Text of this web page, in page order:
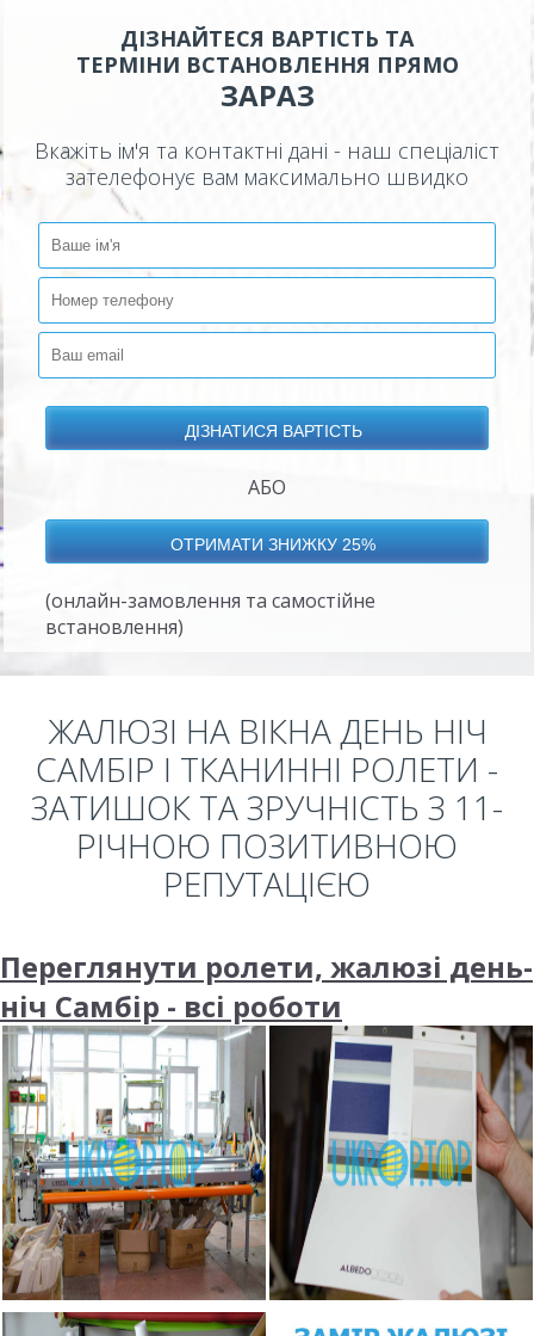
ДІЗНАЙТЕСЯ ВАРТІСТЬ ТА
ТЕРМІНИ ВСТАНОВЛЕННЯ ПРЯМО
ЗАРАЗ
Вкажіть ім'я та контактні дані - наш спеціаліст
зателефонує вам максимально швидко
АБО
(онлайн-замовлення та самостійне
встановлення)
ЖАЛЮЗІ НА ВІКНА ДЕНЬ НІЧ
САМБІР І ТКАНИННІ РОЛЕТИ -
ЗАТИШОК ТА ЗРУЧНІСТЬ З 11-
РІЧНОЮ ПОЗИТИВНОЮ
РЕПУТАЦІЄЮ
Переглянути ролети, жалюзі день-
ніч Самбір - всі роботи